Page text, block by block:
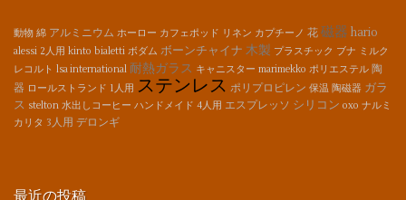
動物 綿 アルミニウム ホーロー カフェポッド リネン カプチーノ 花 磁器 hario
alessi 2人用 kinto bialetti ボダム ボーンチャイナ 木製 プラスチック ブナ ミルク
レコルト lsa international 耐熱ガラス キャニスター marimekko ポリエステル 陶
器 ロールストランド 1人用 ステンレス ポリプロピレン 保温 陶磁器 ガラ
ス stelton 水出しコーヒー ハンドメイド 4人用 エスプレッソ シリコン oxo ナルミ
カリタ 3人用 デロンギ